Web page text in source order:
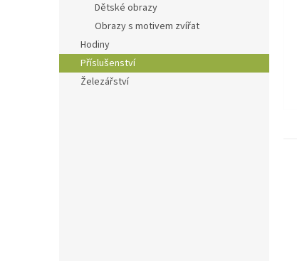
Dětské obrazy
Obrazy s motivem zvířat
Hodiny
Příslušenství
Železářství